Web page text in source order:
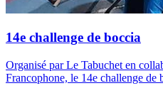
14e challenge de boccia
Organisé par Le Tabuchet en
Francophone, le 14e challenge de